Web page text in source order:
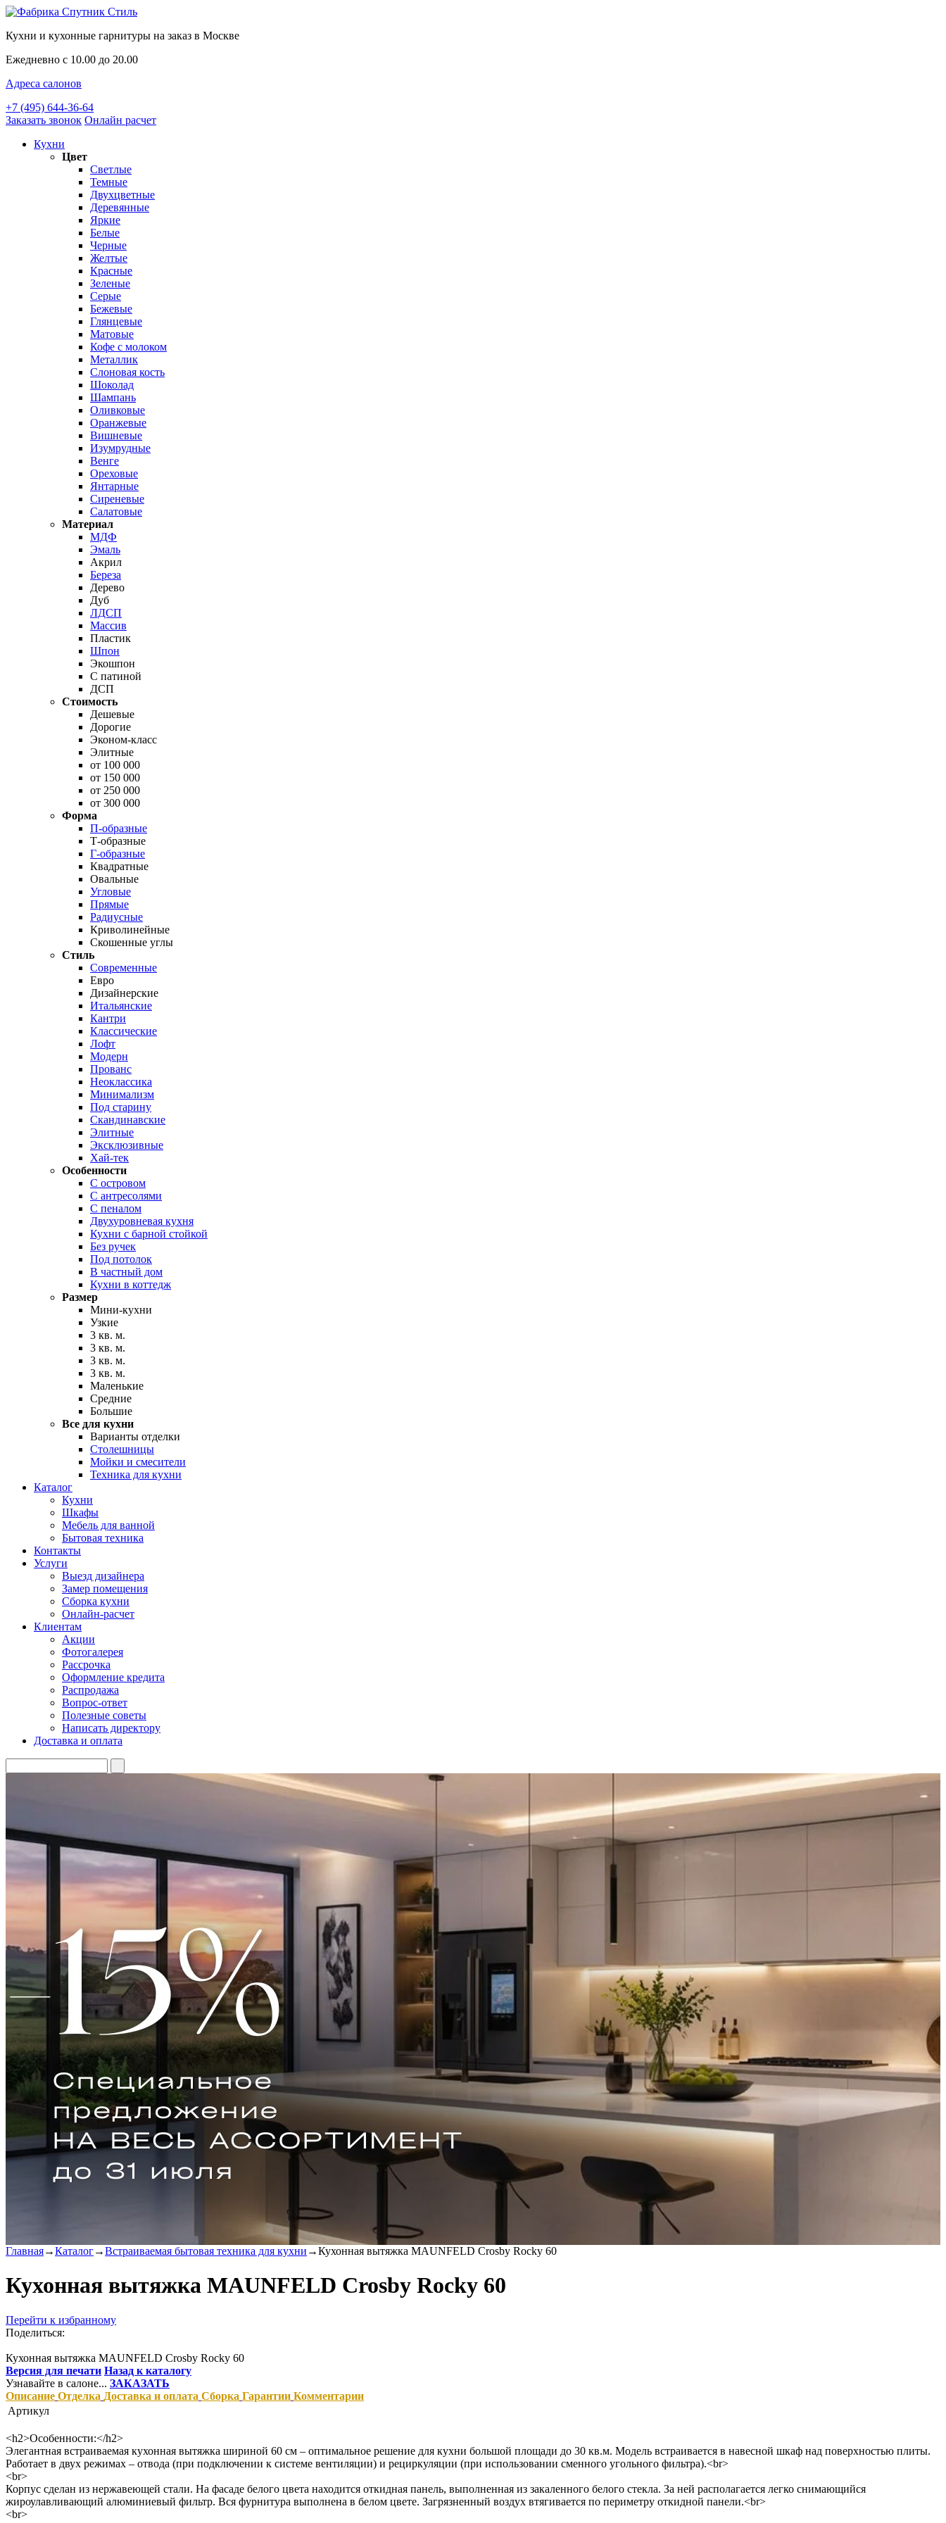
Кухни и кухонные гарнитуры на заказ в Москве
Ежедневно с 10.00 до 20.00
Адреса салонов
+7 (495) 644-36-64
Заказать звонок Онлайн расчет
Кухни
Цвет
Светлые
Темные
Двухцветные
Деревянные
Яркие
Белые
Черные
Желтые
Красные
Зеленые
Серые
Бежевые
Глянцевые
Матовые
Кофе с молоком
Металлик
Слоновая кость
Шоколад
Шампань
Оливковые
Оранжевые
Вишневые
Изумрудные
Венге
Ореховые
Янтарные
Сиреневые
Салатовые
Материал
МДФ
Эмаль
Акрил
Береза
Дерево
Дуб
ЛДСП
Массив
Пластик
Шпон
Экошпон
С патиной
ДСП
Стоимость
Дешевые
Дорогие
Эконом-класс
Элитные
от 100 000
от 150 000
от 250 000
от 300 000
Форма
П-образные
Т-образные
Г-образные
Квадратные
Овальные
Угловые
Прямые
Радиусные
Криволинейные
Скошенные углы
Стиль
Современные
Евро
Дизайнерские
Итальянские
Кантри
Классические
Лофт
Модерн
Прованс
Неоклассика
Минимализм
Под старину
Скандинавские
Элитные
Эксклюзивные
Хай-тек
Особенности
С островом
С антресолями
С пеналом
Двухуровневая кухня
Кухни с барной стойкой
Без ручек
Под потолок
В частный дом
Кухни в коттедж
Размер
Мини-кухни
Узкие
3 кв. м.
3 кв. м.
3 кв. м.
3 кв. м.
Маленькие
Средние
Большие
Все для кухни
Варианты отделки
Столешницы
Мойки и смесители
Техника для кухни
Каталог
Кухни
Шкафы
Мебель для ванной
Бытовая техника
Контакты
Услуги
Выезд дизайнера
Замер помещения
Сборка кухни
Онлайн-расчет
Клиентам
Акции
Фотогалерея
Рассрочка
Оформление кредита
Распродажа
Вопрос-ответ
Полезные советы
Написать директору
Доставка и оплата
Главная→Каталог→Встраиваемая бытовая техника для кухни →Кухонная вытяжка MAUNFELD Crosby Rocky 60
Кухонная вытяжка MAUNFELD Crosby Rocky 60
Перейти к избранному
Поделиться:
Кухонная вытяжка MAUNFELD Crosby Rocky 60
Версия для печати Назад к каталогу
Узнавайте в салоне... ЗАКАЗАТЬ
Описание Отделка Доставка и оплата Сборка Гарантии Комментарии
Артикул
<h2>Особенности:</h2>
Элегантная встраиваемая кухонная вытяжка шириной 60 см – оптимальное решение для кухни большой площади до 30 кв.м. Модель встраивается в навесной шкаф над поверхностью плиты.
Работает в двух режимах – отвода (при подключении к системе вентиляции) и рециркуляции (при использовании сменного угольного фильтра).<br>
<br>
Корпус сделан из нержавеющей стали. На фасаде белого цвета находится откидная панель, выполненная из закаленного белого стекла. За ней располагается легко снимающийся
жироулавливающий алюминиевый фильтр. Вся фурнитура выполнена в белом цвете. Загрязненный воздух втягивается по периметру откидной панели.<br>
<br>